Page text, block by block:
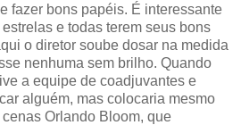
fazer bons papéis. É interessante
e todas terem seus bons
o diretor soube dosar na medida
nenhuma sem brilho. Quando
a equipe de coadjuvantes e
alguém, mas colocaria mesmo
Orlando Bloom, que